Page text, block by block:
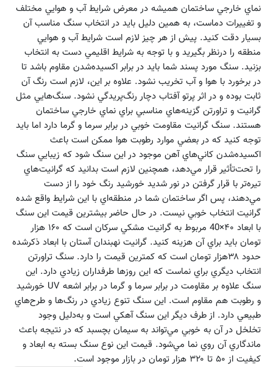
نماي خارجي ساختمان هميشه در معرض شرايط آب و هوايي مختلف
و تغييرات دماست، به همين دليل بايد در انتخاب سنگ مناسب آن
بسيار دقت كنيد. پيش از هر چيز لازم است شرايط آب و هوايي
منطقه را درنظر بگيريد و با توجه به شرايط اقليمي دست به انتخاب
بزنيد. سنگ مورد پسند شما بايد در برابر اكسيده‌شدن مقاوم باشد تا
در برخورد با هوا و آب تخريب نشود. علاوه بر اين، لازم است رنگ آن
ثابت بوده و در اثر پرتو آفتاب دچار رنگ‌پريدگي نشود. سنگ‌هايي مثل
گرانيت و تراورتن گزينه‌هاي مناسبي براي نماي خارجي ساختمان
هستند. سنگ گرانيت مقاومت خوبي در برابر سرما و گرما دارد اما بايد
توجه كنيد كه در بعضي موارد رطوبت هوا ممكن است باعث
اكسيده‌شدن كاني‌هاي آهن موجود در اين سنگ شود كه زيبايي سنگ
را تحت‌تأثير قرار مي‌دهد، همچنين لازم است بدانيد كه گرانيت‌هاي
تيره‌تر با قرار گرفتن در نور شديد خورشيد رنگ خود را از دست
مي‌دهند، پس اگر ساختمان شما در منطقه‌اي با اين شرايط واقع شده
گرانيت انتخاب خوبي نيست. در حال حاضر بيشترين قيمت اين سنگ
با ابعاد ۴۰×40 مربوط به گرانيت مشكي سركان است كه ۱۶۰ هزار
تومان بايد براي آن هزينه كنيد. گرانيت نهبندان آستان با ابعاد ذكرشده
حدود ۳۸هزار تومان است كه كمترين قيمت را دارد. سنگ تراورتن
انتخاب ديگري براي نماست كه اين روزها طرفداران زيادي دارد. اين
سنگ علاوه بر مقاومت در برابر سرما و گرما در برابر اشعه ‌UV خورشيد
و رطوبت هم مقاوم است. اين سنگ تنوع زيادي در رنگ‌ها و طرح‌هاي
طبيعي دارد. از طرف ديگر اين سنگ آهكي است و به‌دليل وجود
تخلخل در آن به خوبي مي‌تواند به سيمان بچسبد كه در نتيجه باعث
ماندگاري آن روي نما مي‌شود. قيمت اين نوع سنگ بسته به ابعاد و
كيفيت از ۵۰ تا ۳۲۰ هزار تومان در بازار موجود است.